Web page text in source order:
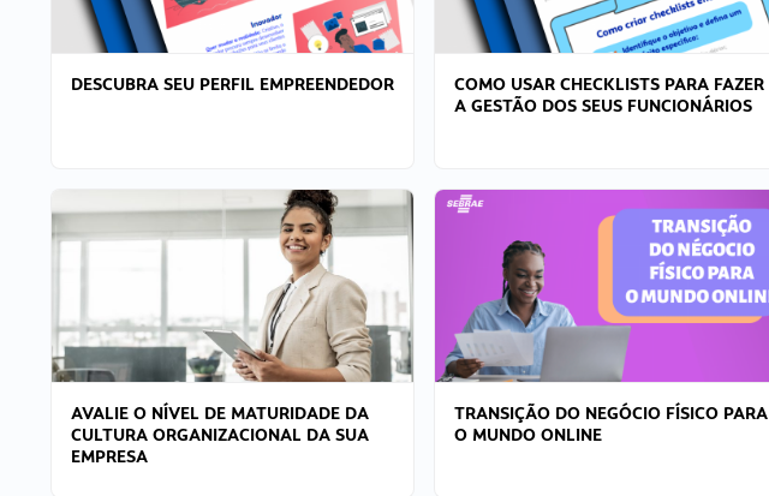
DESCUBRA SEU PERFIL EMPREENDEDOR
COMO USAR CHECKLISTS PARA FAZER
A GESTÃO DOS SEUS FUNCIONÁRIOS
AVALIE O NÍVEL DE MATURIDADE DA
CULTURA ORGANIZACIONAL DA SUA
EMPRESA
TRANSIÇÃO DO NEGÓCIO FÍSICO PARA
O MUNDO ONLINE